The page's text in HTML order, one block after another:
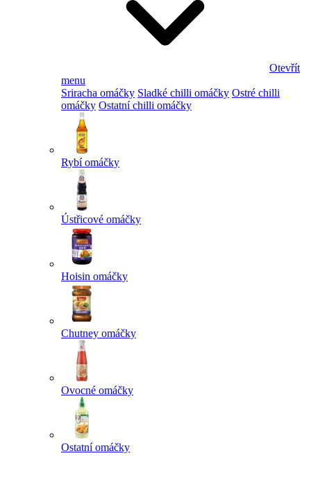
Otevřít
menu
Sriracha omáčky Sladké chilli omáčky Ostré chilli
omáčky Ostatní chilli omáčky
Rybí omáčky
Ústřicové omáčky
Hoisin omáčky
Chutney omáčky
Ovocné omáčky
Ostatní omáčky